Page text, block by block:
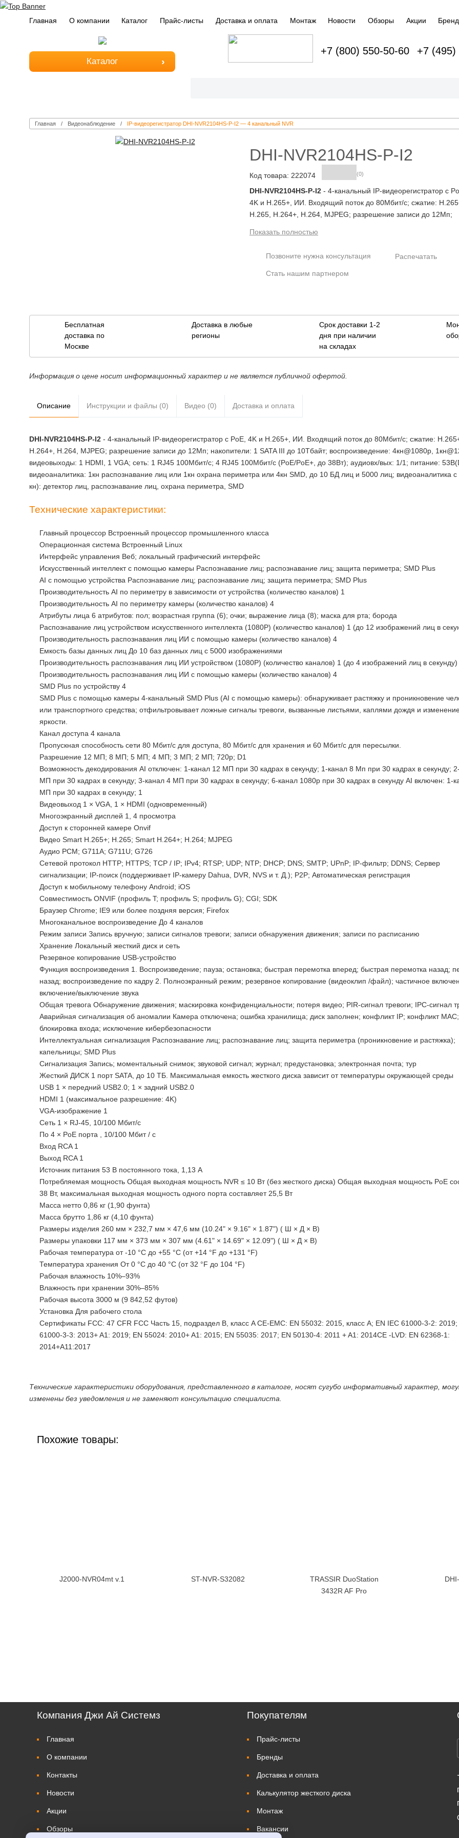
Главная О компании Каталог Прайс-листы Доставка и оплата Монтаж Новости Обзоры Акции
Каталог
+7 (800) 550-50-60 +7 (495)
Главная Видеонаблюдение IP-видеорегистратор DHI-NVR2104HS-P-I2 — 4 канальный NVR
DHI-NVR2104HS-P-I2
Код товара: 222074 (0)
DHI-NVR2104HS-P-I2- 4-канальный IP-видеорегистратор с
4K и H.265+, ИИ. Входящий поток до 80Мбит/с; сжатие:
H.265, H.264+, H.264, MJPEG; разрешение записи до 12Мп;
4кн@1080p, 1кн@12Мп; видеовыходы: 1 HDMI, 1 VGA; cеть: 1
aудиовх/вых: 1/1; питание: 53В(DC); видеоаналитика: 1кн
распознавание лиц или 1кн охрана периметра или 4кн SMD,
Показать полностью
Позвоните нужна консультация Распечатать
Стать нашим партнером
Бесплатная
доставка по
Москве
Доставка в любые
регионы
Срок доставки 1-2
дня при наличии
на складах
Информация о цене носит информационный характер и не является публичной офертой.
Описание Инструкции и файлы (0) Видео (0) Доставка и оплата
DHI-NVR2104HS-P-I2 - 4-канальный IP-видеорегистратор с PoE, 4K и H.265+, ИИ. Входящий поток до 80Мбит/с; сжатие:
H.264+, H.264, MJPEG; разрешение записи до 12Мп; накопители: 1 SATA III до 10Тбайт; воспроизведение: 4кн@1080p,
видеовыходы: 1 HDMI, 1 VGA; cеть: 1 RJ45 100Мбит/с; 4 RJ45 100Мбит/с (PoE/PoE+, до 38Вт); aудиовх/вых: 1/1; питание:
видеоаналитика: 1кн распознавание лиц или 1кн охрана периметра или 4кн SMD, до 10 БД лиц и 5000 лиц; видеоаналитика
кн): детектор лиц, распознавание лиц, охрана периметра, SMD
Технические характеристики:
Главный процессор Встроенный процессор промышленного класса
Операционная система Встроенный Linux
Интерфейс управления Веб; локальный графический интерфейс
Искусственный интеллект с помощью камеры Распознавание лиц; распознавание лиц; защита периметра; SMD Plus
AI с помощью устройства Распознавание лиц; распознавание лиц; защита периметра; SMD Plus
Производительность AI по периметру в зависимости от устройства (количество каналов) 1
Производительность AI по периметру камеры (количество каналов) 4
Атрибуты лица 6 атрибутов: пол; возрастная группа (6); очки; выражение лица (8); маска для рта; борода
Распознавание лиц устройством искусственного интеллекта (1080P) (количество каналов) 1 (до 12 изображений лиц в
Производительность распознавания лиц ИИ с помощью камеры (количество каналов) 4
Емкость базы данных лиц До 10 баз данных лиц с 5000 изображениями
Производительность распознавания лиц ИИ устройством (1080P) (количество каналов) 1 (до 4 изображений лиц в секунду)
Производительность распознавания лиц ИИ с помощью камеры (количество каналов) 4
SMD Plus по устройству 4
SMD Plus с помощью камеры 4-канальный SMD Plus (AI с помощью камеры): обнаруживает растяжку и проникновение
или транспортного средства; отфильтровывает ложные сигналы тревоги, вызванные листьями, каплями дождя и
яркости.
Канал доступа 4 канала
Пропускная способность сети 80 Мбит/с для доступа, 80 Мбит/с для хранения и 60 Мбит/с для пересылки.
Разрешение 12 МП; 8 МП; 5 МП; 4 МП; 3 МП; 2 МП; 720p; D1
Возможность декодирования AI отключен: 1-канал 12 МП при 30 кадрах в секунду; 1-канал 8 Мп при 30 кадрах в секунду;
МП при 30 кадрах в секунду; 3-канал 4 МП при 30 кадрах в секунду; 6-канал 1080p при 30 кадрах в секунду AI включен: 1-
МП при 30 кадрах в секунду; 1
Видеовыход 1 × VGA, 1 × HDMI (одновременный)
Многоэкранный дисплей 1, 4 просмотра
Доступ к сторонней камере Onvif
Видео Smart H.265+; H.265; Smart H.264+; H.264; MJPEG
Аудио PCM; G711A; G711U; G726
Сетевой протокол HTTP; HTTPS; TCP / IP; IPv4; RTSP; UDP; NTP; DHCP; DNS; SMTP; UPnP; IP-фильтр; DDNS; Сервер
сигнализации; IP-поиск (поддерживает IP-камеру Dahua, DVR, NVS и т. Д.); P2P; Автоматическая регистрация
Доступ к мобильному телефону Android; iOS
Совместимость ONVIF (профиль T; профиль S; профиль G); CGI; SDK
Браузер Chrome; IE9 или более поздняя версия; Firefox
Многоканальное воспроизведение До 4 каналов
Режим записи Запись вручную; записи сигналов тревоги; записи обнаружения движения; записи по расписанию
Хранение Локальный жесткий диск и сеть
Резервное копирование USB-устройство
Функция воспроизведения 1. Воспроизведение; пауза; остановка; быстрая перемотка вперед; быстрая перемотка назад;
назад; воспроизведение по кадру 2. Полноэкранный режим; резервное копирование (видеоклип /файл); частичное
включение/выключение звука
Общая тревога Обнаружение движения; маскировка конфиденциальности; потеря видео; PIR-сигнал тревоги; IPC-сигнал
Аварийная сигнализация об аномалии Камера отключена; ошибка хранилища; диск заполнен; конфликт IP; конфликт MAC;
блокировка входа; исключение кибербезопасности
Интеллектуальная сигнализация Распознавание лиц; распознавание лиц; защита периметра (проникновение и растяжка);
капельницы; SMD Plus
Сигнализация Запись; моментальный снимок; звуковой сигнал; журнал; предустановка; электронная почта; тур
Жесткий ДИСК 1 порт SATA, до 10 ТБ. Максимальная емкость жесткого диска зависит от температуры окружающей среды
USB 1 × передний USB2.0; 1 × задний USB2.0
HDMI 1 (максимальное разрешение: 4K)
VGA-изображение 1
Сеть 1 × RJ-45, 10/100 Мбит/с
По 4 × PoE порта , 10/100 Мбит / с
Вход RCA 1
Выход RCA 1
Источник питания 53 В постоянного тока, 1,13 А
Потребляемая мощность Общая выходная мощность NVR ≤ 10 Вт (без жесткого диска) Общая выходная мощность PoE
38 Вт, максимальная выходная мощность одного порта составляет 25,5 Вт
Масса нетто 0,86 кг (1,90 фунта)
Масса брутто 1,86 кг (4,10 фунта)
Размеры изделия 260 мм × 232,7 мм × 47,6 мм (10.24" × 9.16" × 1.87") ( Ш × Д × В)
Размеры упаковки 117 мм × 373 мм × 307 мм (4.61" × 14.69" × 12.09") ( Ш × Д × В)
Рабочая температура от -10 °C до +55 °C (от +14 °F до +131 °F)
Температура хранения От 0 °C до 40 °C (от 32 °F до 104 °F)
Рабочая влажность 10%–93%
Влажность при хранении 30%–85%
Рабочая высота 3000 м (9 842,52 футов)
Установка Для рабочего стола
Сертификаты FCC: 47 CFR FCC Часть 15, подраздел B, класс A CE-EMC: EN 55032: 2015, класс A; EN IEC 61000-3-2: 2019;
61000-3-3: 2013+ A1: 2019; EN 55024: 2010+ A1: 2015; EN 55035: 2017; EN 50130-4: 2011 + A1: 2014CE -LVD: EN 62368-1:
2014+A11:2017
Технические характеристики оборудования, представленного в каталоге, носят сугубо информативный характер,
изменены без уведомления и не заменяют консультацию специалиста.
Похожие товары:
J2000-NVR04mt v.1 ST-NVR-S32082
TRASSIR DuoStation
3432R AF Pro
Компания Джи Ай Системз
Главная
О компании
Контакты
Новости
Акции
Обзоры
Покупателям
Прайс-листы
Бренды
Доставка и оплата
Калькулятор жесткого диска
Монтаж
Вакансии